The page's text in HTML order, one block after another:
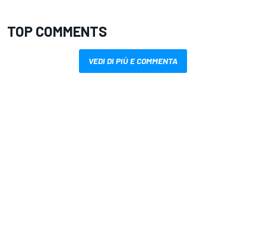
TOP COMMENTS
VEDI DI PIÙ E COMMENTA